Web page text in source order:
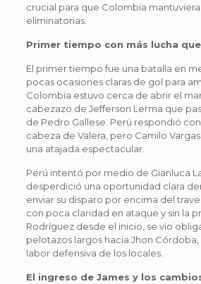
crucial para que Colombia
eliminatorias.
Primer tiempo con más lucha
El primer tiempo fue una batalla en
pocas ocasiones claras de gol para
Colombia estuvo cerca de abrir el
cabezazo de Jefferson Lerma que
de Pedro Gallese. Perú respondió
cabeza de Valera, pero Camilo
una atajada espectacular.
Perú intentó por medio de Gianluca
desperdició una oportunidad clara
enviar su disparo por encima del
con poca claridad en ataque y sin la
Rodríguez desde el inicio, se vio
pelotazos largos hacia Jhon
labor defensiva de los locales.
El ingreso de James y los